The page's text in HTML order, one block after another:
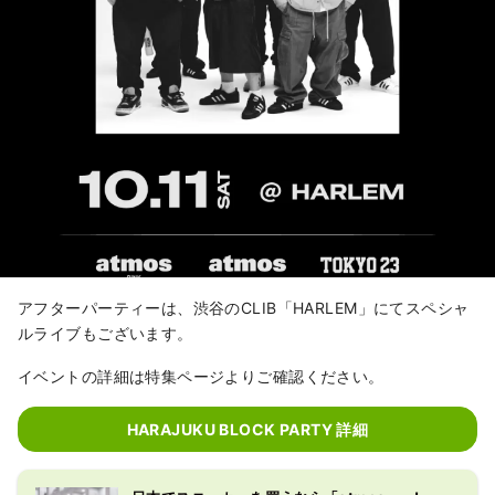
アフターパーティーは、渋谷のCLIB「HARLEM」にてスペシャ
ルライブもございます。
イベントの詳細は特集ページよりご確認ください。
HARAJUKU BLOCK PARTY 詳細